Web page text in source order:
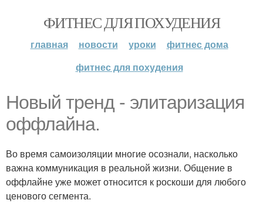
ФИТНЕС ДЛЯ ПОХУДЕНИЯ
главная новости уроки
фитнес дома
фитнес для похудения
Новый тренд - элитаризация
оффлайна.
Во время самоизоляции многие осознали, насколько
важна коммуникация в реальной жизни. Общение в
оффлайне уже может относится к роскоши для любого
ценового сегмента.